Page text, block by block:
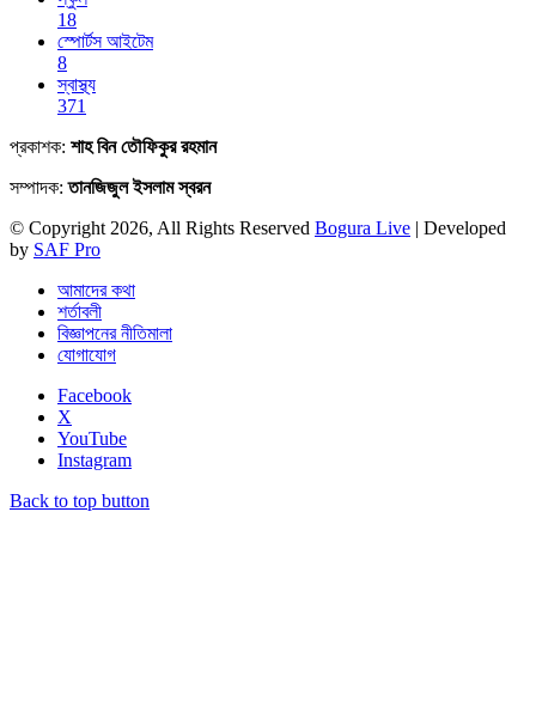
18
স্পোর্টস আইটেম
8
স্বাস্থ্য
371
প্রকাশক: শাহ বিন তৌফিকুর রহমান
সম্পাদক:তানজিজুল ইসলাম স্বরন
© Copyright 2026, All Rights Reserved Bogura Live | Developed
by SAF Pro
আমাদের কথা
শর্তাবলী
বিজ্ঞাপনের নীতিমালা
যোগাযোগ
Facebook
X
YouTube
Instagram
Back to top button